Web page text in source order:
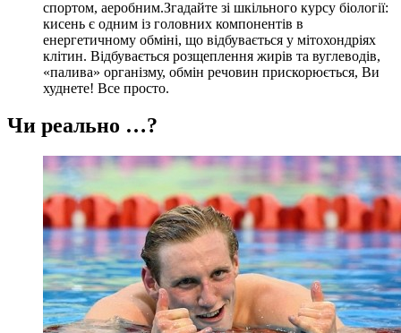
спортом, аеробним.Згадайте зі шкільного курсу біології:
кисень є одним із головних компонентів в
енергетичному обміні, що відбувається у мітохондріях
клітин. Відбувається розщеплення жирів та вуглеводів,
«палива» організму, обмін речовин прискорюється, Ви
худнете! Все просто.
Чи реально …?